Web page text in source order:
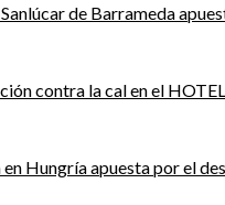
de Barrameda
contra la cal en el
Hungría apuesta por el